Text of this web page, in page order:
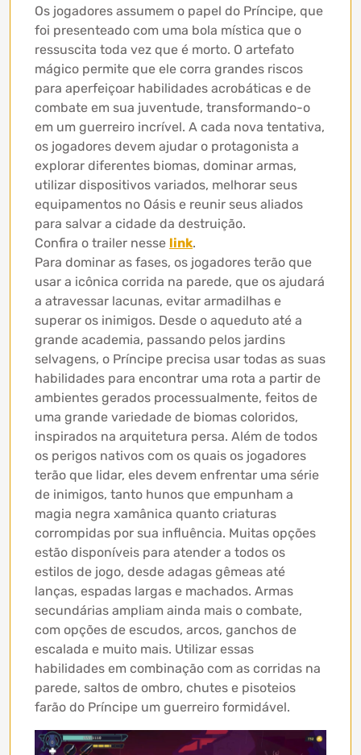
Os jogadores assumem o papel do Príncipe, que
foi presenteado com uma bola mística que o
ressuscita toda vez que é morto. O artefato
mágico permite que ele corra grandes riscos
para aperfeiçoar habilidades acrobáticas e de
combate em sua juventude, transformando-o
em um guerreiro incrível. A cada nova tentativa,
os jogadores devem ajudar o protagonista a
explorar diferentes biomas, dominar armas,
utilizar dispositivos variados, melhorar seus
equipamentos no Oásis e reunir seus aliados
para salvar a cidade da destruição.
Confira o trailer nesse link.
Para dominar as fases, os jogadores terão que
usar a icônica corrida na parede, que os ajudará
a atravessar lacunas, evitar armadilhas e
superar os inimigos. Desde o aqueduto até a
grande academia, passando pelos jardins
selvagens, o Príncipe precisa usar todas as suas
habilidades para encontrar uma rota a partir de
ambientes gerados processualmente, feitos de
uma grande variedade de biomas coloridos,
inspirados na arquitetura persa. Além de todos
os perigos nativos com os quais os jogadores
terão que lidar, eles devem enfrentar uma série
de inimigos, tanto hunos que empunham a
magia negra xamânica quanto criaturas
corrompidas por sua influência. Muitas opções
estão disponíveis para atender a todos os
estilos de jogo, desde adagas gêmeas até
lanças, espadas largas e machados. Armas
secundárias ampliam ainda mais o combate,
com opções de escudos, arcos, ganchos de
escalada e muito mais. Utilizar essas
habilidades em combinação com as corridas na
parede, saltos de ombro, chutes e pisoteios
farão do Príncipe um guerreiro formidável.